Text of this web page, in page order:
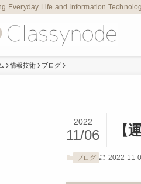
Everyday Life and Information
情報技術 ブログ
【
2022
11/06
ブログ 2022-11-